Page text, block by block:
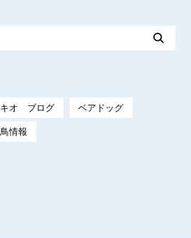
キオ ブログ ベアドッグ
情報